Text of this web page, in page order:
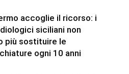
accoglie il ricorso: i
siciliani non
più sostituire le
ogni 10 anni